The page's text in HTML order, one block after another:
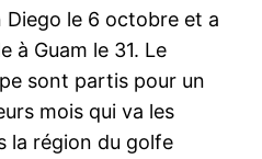
Diego le 6 octobre et a
à Guam le 31. Le
sont partis pour un
mois qui va les
la région du golfe